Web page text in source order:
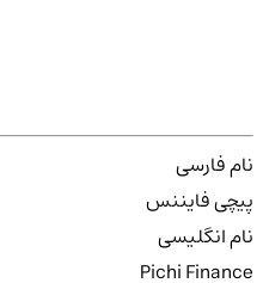
نام فارسی
پیچی فایننس
نام انگلیسی
Pichi Finance